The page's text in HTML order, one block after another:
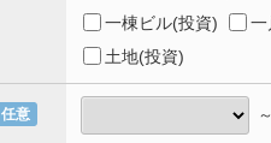
一棟ビル(投資)
一
土地(投資)
任意 ～